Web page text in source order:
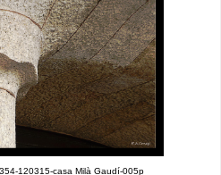
120315-casa Milà Gaudí-005p